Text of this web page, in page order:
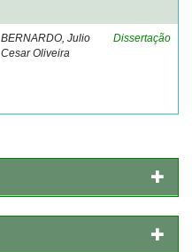
BERNARDO, Julio
Cesar Oliveira
Dissertação